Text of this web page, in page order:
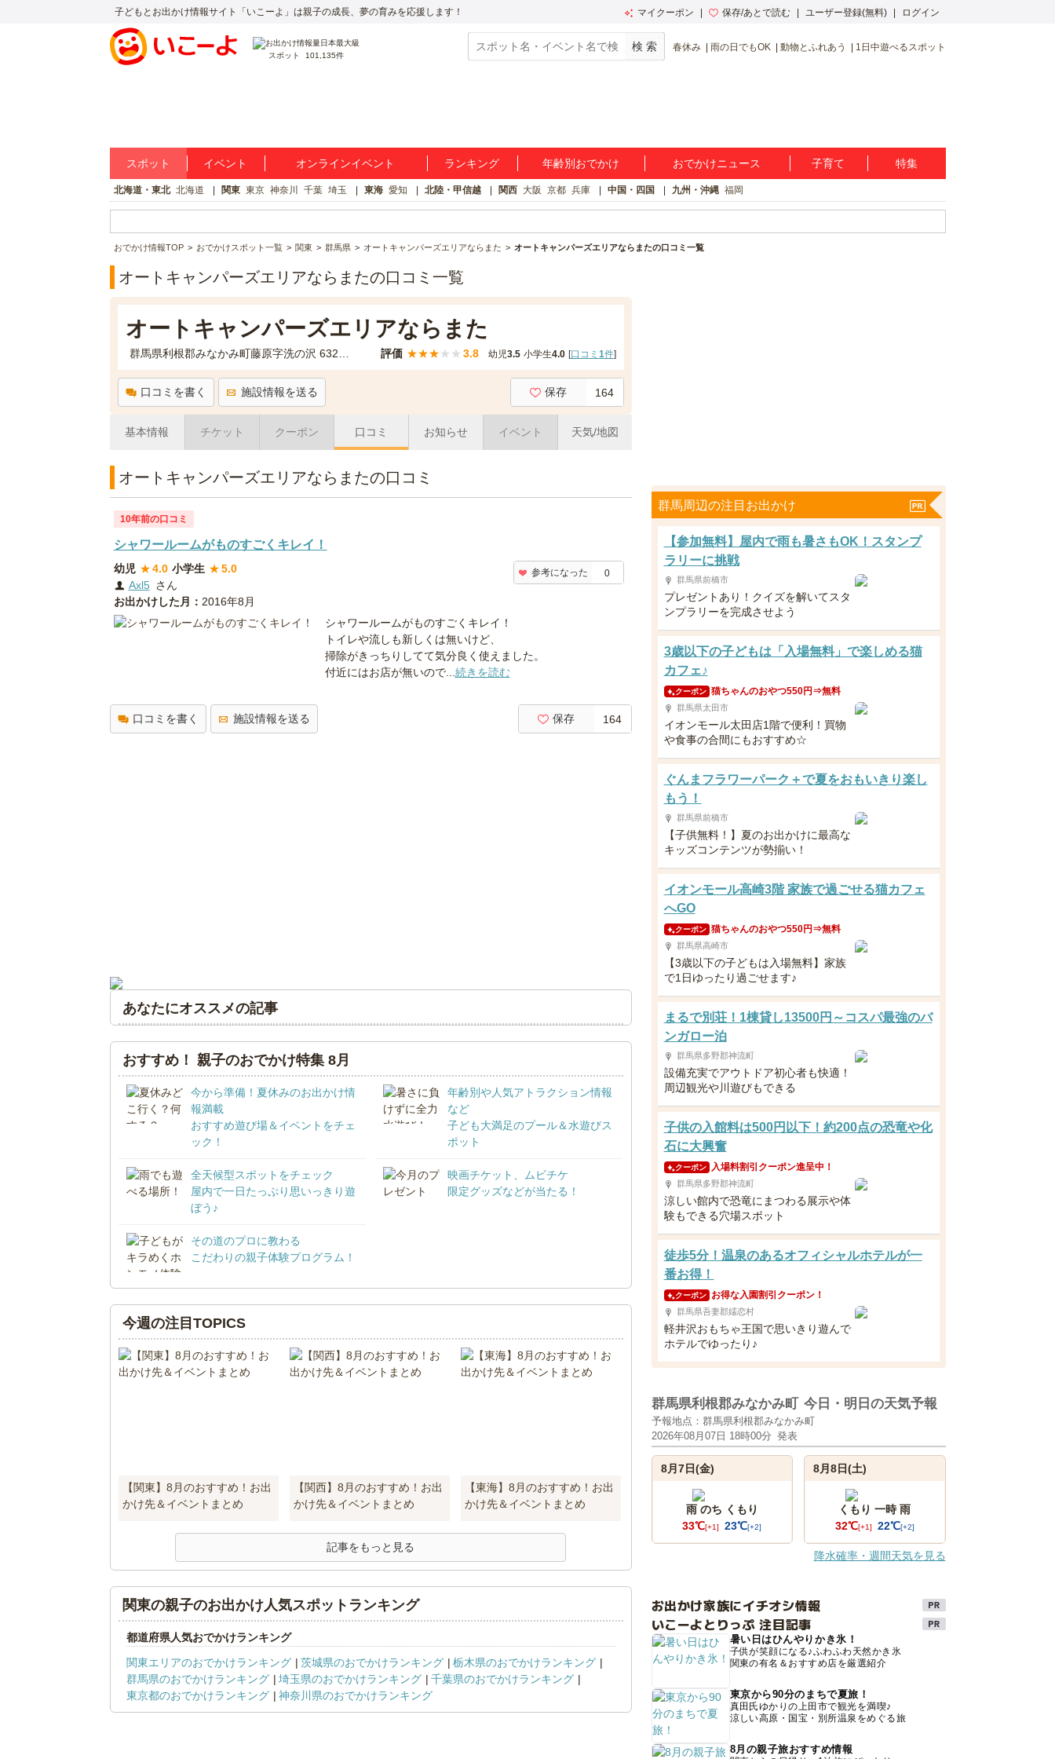
子どもとお出かけ情報サイト「いこーよ」は親子の成長、夢の育みを応援します！ マイクーポン 保存/あとで読む ユーザー登録(無料) ログイン
スポット 101,135件
春休み 雨の日でもOK 動物とふれあう 1日中遊べるスポット
スポット イベント オンラインイベント ランキング 年齢別おでかけ おでかけニュース 子育て 特集
北海道・東北 北海道 関東 東京 神奈川 千葉 埼玉 東海 愛知 北陸・甲信越 関西 大阪 京都 兵庫 中国・四国 九州・沖縄 福岡
おでかけ情報TOP おでかけスポット一覧 関東 群馬県 オートキャンパーズエリアならまた オートキャンパーズエリアならまたの口コミ一覧
オートキャンパーズエリアならまたの口コミ一覧
オートキャンパーズエリアならまた
評価 ★★★★ ★ 3.8 幼児3.5 小学生4.0 [口コミ 1件]
口コミを書く 施設情報を送る 保存 164
基本情報 チケット クーポン 口コミ お知らせ イベント 天気/地図
オートキャンパーズエリアならまたの口コミ
10年前の口コミ
シャワールームがものすごくキレイ！
幼児 ★4.0 小学生 ★5.0
Axl5 さん
お出かけした月： 2016年8月
参考になった 0
シャワールームがものすごくキレイ！
トイレや流しも新しくは無いけど、
掃除がきっちりしてて気分良く使えました。
付近にはお店が無いので... 続きを読む
口コミを書く 施設情報を送る 保存 164
あなたにオススメの記事
おすすめ！ 親子のおでかけ特集 8月
今から準備！夏休みのお出かけ情
報満載
おすすめ遊び場＆イベントをチェ
ック！
年齢別や人気アトラクション情報
など
子ども大満足のプール＆水遊びス
ポット
全天候型スポットをチェック
屋内で一日たっぷり思いっきり遊
ぼう♪
映画チケット、ムビチケ
限定グッズなどが当たる！
その道のプロに教わる
こだわりの親子体験プログラム！
今週の注目TOPICS
【関東】8月のおすすめ！お出
かけ先＆イベントまとめ
【関西】8月のおすすめ！お出
かけ先＆イベントまとめ
【東海】8月のおすすめ！お出
かけ先＆イベントまとめ
記事をもっと見る
関東の親子のお出かけ人気スポットランキング
都道府県人気おでかけランキング
関東エリアのおでかけランキング
茨城県のおでかけランキング
栃木県のおでかけランキング
群馬県のおでかけランキング
埼玉県のおでかけランキング
千葉県のおでかけランキング
東京都のおでかけランキング
神奈川県のおでかけランキング
群馬周辺の注目お出かけ
【参加無料】屋内で雨も暑さもOK！スタンプ
ラリーに挑戦
群馬県前橋市
プレゼントあり！クイズを解いてスタ
ンプラリーを完成させよう
3歳以下の子どもは「入場無料」で楽しめる猫
カフェ♪
クーポン 猫ちゃんのおやつ550円⇒無料
群馬県太田市
イオンモール太田店1階で便利！買物
や食事の合間にもおすすめ☆
ぐんまフラワーパーク＋で夏をおもいきり楽し
もう！
群馬県前橋市
【子供無料！】夏のお出かけに最高な
キッズコンテンツが勢揃い！
イオンモール高崎3階 家族で過ごせる猫カフェ
へGO
クーポン 猫ちゃんのおやつ550円⇒無料
群馬県高崎市
【3歳以下の子どもは入場無料】家族
で1日ゆったり過ごせます♪
まるで別荘！1棟貸し13500円～コスパ最強のバ
ンガロー泊
群馬県多野郡神流町
設備充実でアウトドア初心者も快適！
周辺観光や川遊びもできる
子供の入館料は500円以下！約200点の恐竜や化
石に大興奮
クーポン 入場料割引クーポン進呈中！
群馬県多野郡神流町
涼しい館内で恐竜にまつわる展示や体
験もできる穴場スポット
徒歩5分！温泉のあるオフィシャルホテルが一
番お得！
クーポン お得な入園割引クーポン！
群馬県吾妻郡嬬恋村
軽井沢おもちゃ王国で思いきり遊んで
ホテルでゆったり♪
群馬県利根郡みなかみ町 今日・明日の天気予報
予報地点：群馬県利根郡みなかみ町
2026年08月07日 18時00分 発表
8月7日(金)
雨 のち くもり
33℃[+1] 23℃[+2]
8月8日(土)
くもり 一時 雨
32℃[+1] 22℃[+2]
降水確率・週間天気を見る
お出かけ家族にイチオシ情報
いこーよとりっぷ 注目記事
暑い日はひんやりかき氷！
子供が笑顔になる♪ふわふわ天然かき氷
関東の有名＆おすすめ店を厳選紹介
東京から90分のまちで夏旅！
真田氏ゆかりの上田市で観光を満喫♪
涼しい高原・国宝・別所温泉をめぐる旅
8月の親子旅おすすめ情報